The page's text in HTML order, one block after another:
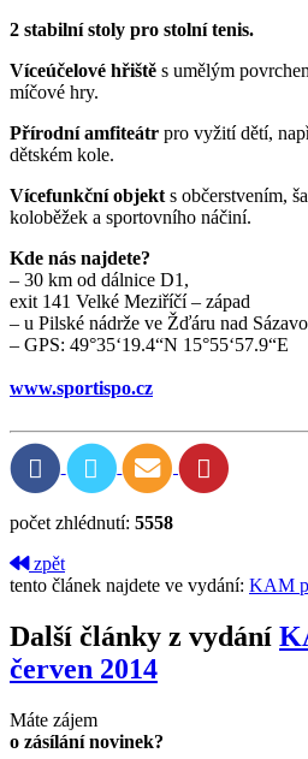
2 stabilní stoly pro stolní tenis.
Víceúčelové hřiště s umělým
míčové hry.
Přírodní amfiteátr pro vyžití dětí,
dětském kole.
Vícefunkční objekt s občerstvením,
koloběžek a sportovního náčiní.
Kde nás najdete?
– 30 km od dálnice D1,
exit 141 Velké Meziříčí – západ
– u Pilské nádrže ve Žďáru nad
– GPS: 49°35‘19.4“N 15°55‘57.9“E
www.sportispo.cz
počet zhlédnutí: 5558
zpět
tento článek najdete ve vydání: KAM
Další články z vydání
červen 2014
Máte zájem
o zásílání novinek?